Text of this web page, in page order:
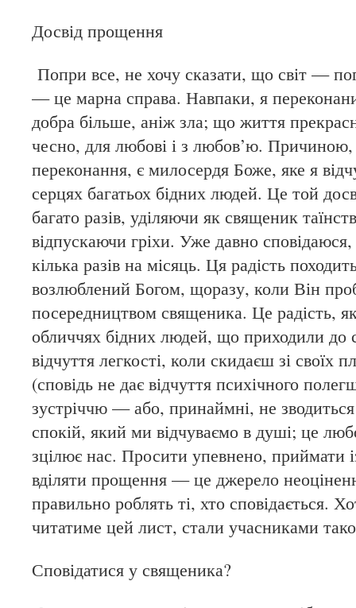
Досвід прощення
Попри все, не хочу сказати, що світ —
— це марна справа. Навпаки, я
добра більше, аніж зла; що життя
чесно, для любові і з любов’ю.
переконання, є милосердя Боже, яке я
серцях багатьох бідних людей. Це той
багато разів, уділяючи як священик
відпускаючи гріхи. Уже давно
кілька разів на місяць. Ця радість
возлюблений Богом, щоразу, коли Він
посередництвом священика. Це радість,
обличчях бідних людей, що приходили до
відчуття легкості, коли скидаєш зі своїх
(сповідь не дає відчуття психічного
зустріччю — або, принаймні, не
спокій, який ми відчуваємо в душі; це
зцілює нас. Просити упевнено, приймати
вділяти прощення — це джерело
правильно роблять ті, хто сповідається.
читатиме цей лист, стали учасниками
Сповідатися у священика?